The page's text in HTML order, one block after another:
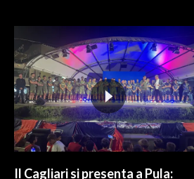
Il Cagliari si presenta a Pula: